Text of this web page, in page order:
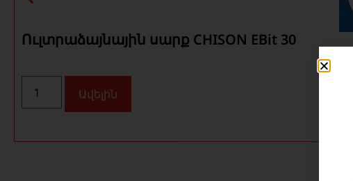
Ուլտրաձայնային սարք CHISON EBit 30
Ավելին